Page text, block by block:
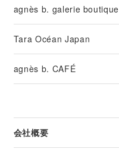
agnès b. galerie boutique
Tara Océan Japan
agnès b. CAFÉ
会社概要